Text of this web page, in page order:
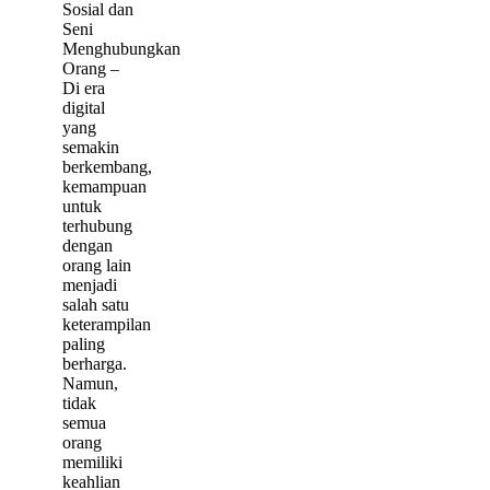
Sosial dan
Seni
Menghubungkan
Orang –
Di era
digital
yang
semakin
berkembang,
kemampuan
untuk
terhubung
dengan
orang lain
menjadi
salah satu
keterampilan
paling
berharga.
Namun,
tidak
semua
orang
memiliki
keahlian